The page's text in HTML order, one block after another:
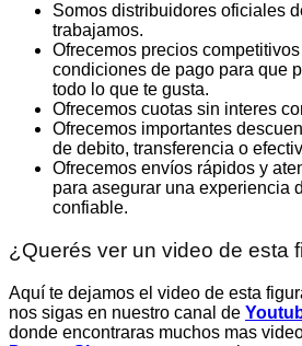
Somos distribuidores oficiales
trabajamos.
Ofrecemos precios
condiciones de pago para que
todo lo que te gusta.
Ofrecemos cuotas sin interes
Ofrecemos importantes
de debito, transferencia o
Ofrecemos envíos rápidos y
para asegurar una experiencia
confiable.
¿Querés ver un video de esta
Aquí te dejamos el video de esta
nos sigas en nuestro canal de
donde encontraras muchos mas